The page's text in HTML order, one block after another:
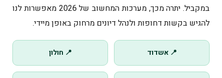
במקביל. יתרה מכך, מערכות המחשוב של 2026 מאפשרות לנו
להגיש בקשות דחופות ולנהל דיונים מרחוק באופן מיידי.
📍 אשדוד 📍 חולון